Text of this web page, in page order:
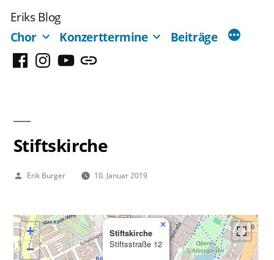
Inhalt
springen
Eriks Blog
Chor
Konzerttermine Beiträge
FacebookInstagram
YouTubeMastodon
Stiftskirche
Veröffentlicht
Erik Burger 10. Januar 2019
Stiftskirche
Stiftsstraße 12
×
+
−